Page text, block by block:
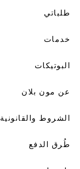
طُرق الدفع
طلباتي
خدمات
البوتيكات
عن مون بلان
الشروط والقانونية